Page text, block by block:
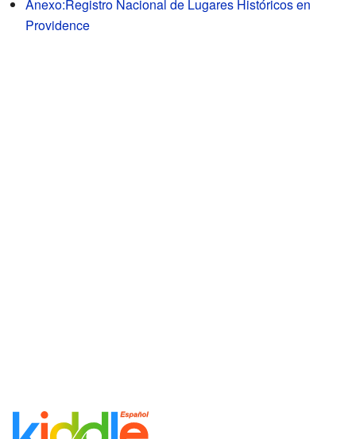
Anexo:Registro Nacional de Lugares Históricos en
Providence